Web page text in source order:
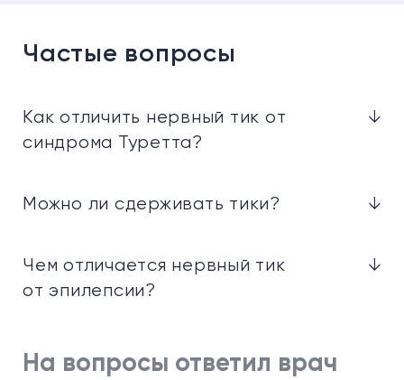
Частые вопросы
Как отличить нервный тик от
синдрома Туретта?
↓
Можно ли сдерживать тики? ↓
Чем отличается нервный тик
от эпилепсии?
↓
На вопросы ответил врач